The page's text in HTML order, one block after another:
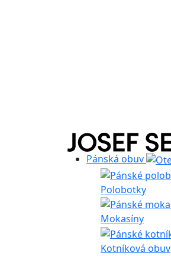
Pánská obuv
Polobotky
Mokasíny
Kotníková obuv